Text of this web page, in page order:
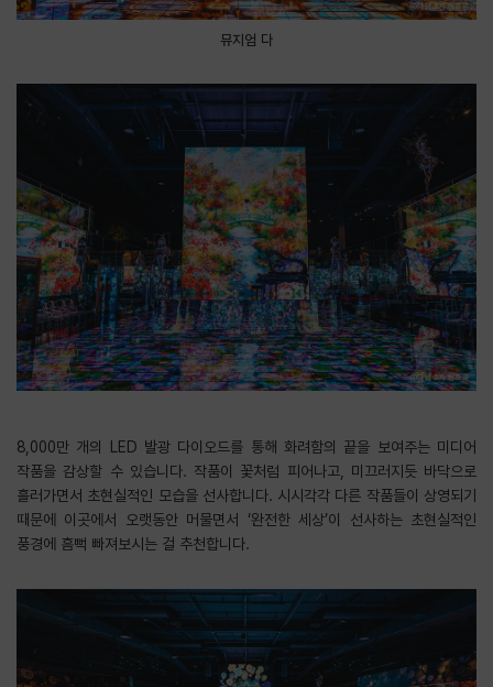
뮤지엄 다
8,000만 개의 LED 발광 다이오드를 통해 화려함의 끝을 보여주는 미디어
작품을 감상할 수 있습니다. 작품이 꽃처럼 피어나고, 미끄러지듯 바닥으로
흘러가면서 초현실적인 모습을 선사합니다. 시시각각 다른 작품들이 상영되기
때문에 이곳에서 오랫동안 머물면서 ‘완전한 세상’이 선사하는 초현실적인
풍경에 흠뻑 빠져보시는 걸 추천합니다.